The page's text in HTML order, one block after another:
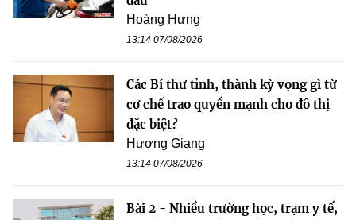
Hoàng Hưng
13:14 07/08/2026
Các Bí thư tỉnh, thành kỳ vọng gì từ
cơ chế trao quyền mạnh cho đô thị
đặc biệt?
Hương Giang
13:14 07/08/2026
Bài 2 - Nhiều trường học, trạm y tế,